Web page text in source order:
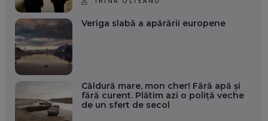
Veriga slabă a apărării europene
Căldură mare, mon cher! Fără apă și
fără curent. Plătim azi o poliță veche
de un sfert de secol